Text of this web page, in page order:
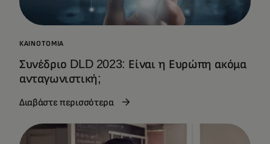
ΚΑΙΝΟΤΟΜΊΑ
Συνέδριο DLD 2023: Είναι η Ευρώπη ακόμα
ανταγωνιστική;
Διαβάστε περισσότερα